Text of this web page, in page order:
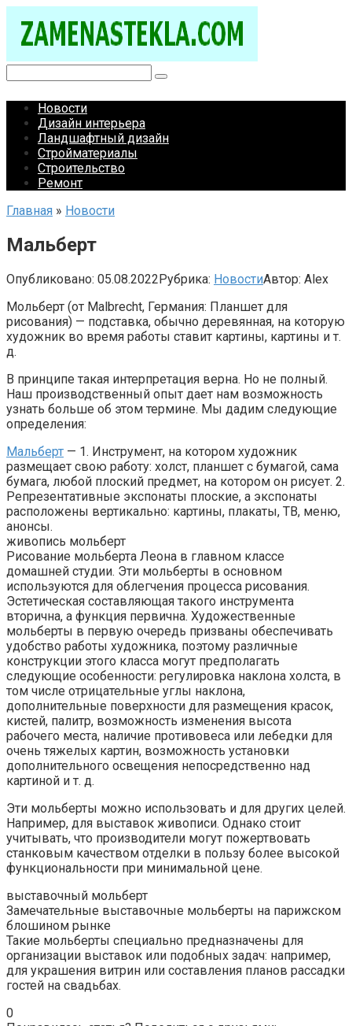
контенту
Новости
Дизайн интерьера
Ландшафтный дизайн
Стройматериалы
Строительство
Ремонт
Главная » Новости
Мальберт
Опубликовано: 05.08.2022Рубрика: НовостиАвтор: Alex
Мольберт (от Malbrecht, Германия: Планшет для
рисования) — подставка, обычно деревянная, на которую
художник во время работы ставит картины, картины и т.
д.
В принципе такая интерпретация верна. Но не полный.
Наш производственный опыт дает нам возможность
узнать больше об этом термине. Мы дадим следующие
определения:
Мальберт — 1. Инструмент, на котором художник
размещает свою работу: холст, планшет с бумагой, сама
бумага, любой плоский предмет, на котором он рисует. 2.
Репрезентативные экспонаты плоские, а экспонаты
расположены вертикально: картины, плакаты, ТВ, меню,
анонсы.
живопись мольберт
Рисование мольберта Леона в главном классе
домашней студии. Эти мольберты в основном
используются для облегчения процесса рисования.
Эстетическая составляющая такого инструмента
вторична, а функция первична. Художественные
мольберты в первую очередь призваны обеспечивать
удобство работы художника, поэтому различные
конструкции этого класса могут предполагать
следующие особенности: регулировка наклона холста, в
том числе отрицательные углы наклона,
дополнительные поверхности для размещения красок,
кистей, палитр, возможность изменения высота
рабочего места, наличие противовеса или лебедки для
очень тяжелых картин, возможность установки
дополнительного освещения непосредственно над
картиной и т. д.
Эти мольберты можно использовать и для других целей.
Например, для выставок живописи. Однако стоит
учитывать, что производители могут пожертвовать
станковым качеством отделки в пользу более высокой
функциональности при минимальной цене.
выставочный мольберт
Замечательные выставочные мольберты на парижском
блошином рынке
Такие мольберты специально предназначены для
организации выставок или подобных задач: например,
для украшения витрин или составления планов рассадки
гостей на свадьбах.
0